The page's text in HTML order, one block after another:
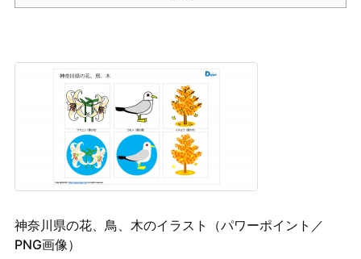
神奈川県の花、鳥、木のイラスト（パワーポイント／
PNG画像）